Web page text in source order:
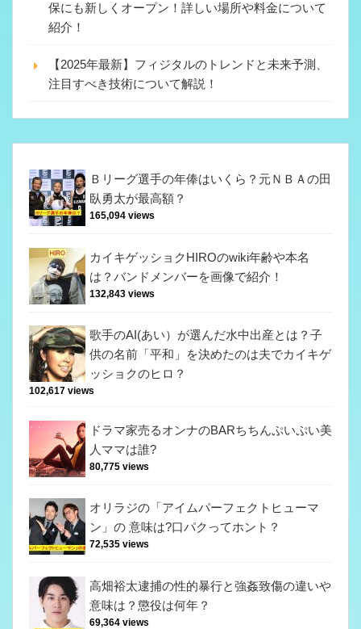
保にも新しくオープン！詳しい場所や料金について
紹介！
【2025年最新】フィジタルのトレンドと未来予測、
注目すべき技術について解説！
Ｂリーグ選手の年俸はいくら？元ＮＢＡの田
臥勇太が最高額？
165,094 views
カイキゲッショクHIROのwiki年齢や本名
は？バンドメンバーを画像で紹介！
132,843 views
歌手のAI(あい）が選んだ水中出産とは？子
供の名前「平和」を決めたのは夫でカイキゲ
ッショクのヒロ？
102,617 views
ドラマ家売るオンナのBARちちんぷいぷい美
人ママは誰?
80,775 views
オリラジの「アイムパーフェクトヒューマ
ン」の 意味は?口パクってホント？
72,535 views
高畑裕太逮捕の性的暴行と強姦致傷の違いや
意味は？懲役は何年？
69,364 views